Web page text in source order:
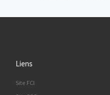
Liens
Site FCI